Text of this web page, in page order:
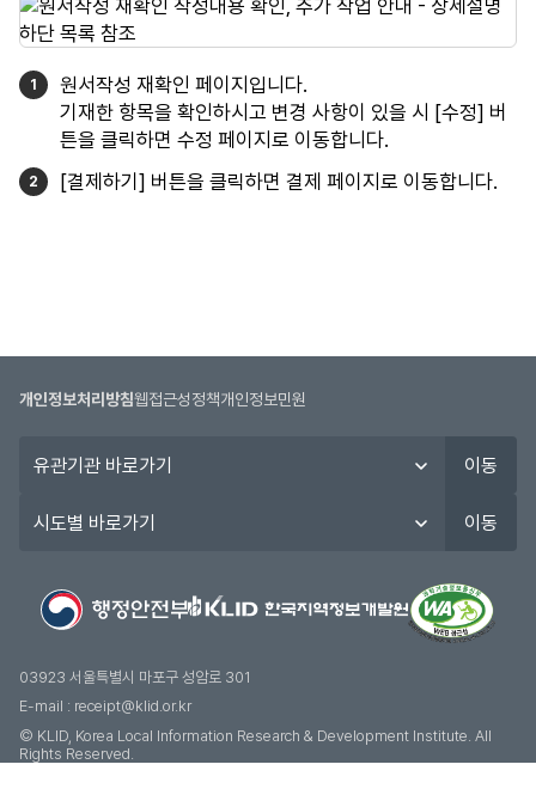
원서작성 재확인 페이지입니다.
기재한 항목을 확인하시고 변경 사항이 있을 시 [수정] 버
튼을 클릭하면 수정 페이지로 이동합니다.
[결제하기] 버튼을 클릭하면 결제 페이지로 이동합니다.
개인정보처리방침웹접근성정책개인정보민원
관
이동
도
기
이동
03923 서울특별시 마포구 성암로 301
E-mail : receipt@klid.or.kr
© KLID, Korea Local Information Research & Development Institute. AII
Rights Reserved.